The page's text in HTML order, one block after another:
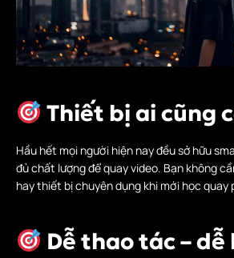
Thiết bị ai cũng
Hầu hết mọi người hiện nay đều sở hữu
đủ chất lượng để quay video. Bạn không
hay thiết bị chuyên dụng khi mới học quay
Dễ thao tác – dễ